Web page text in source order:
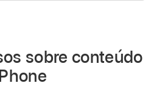
sobre conteúdo